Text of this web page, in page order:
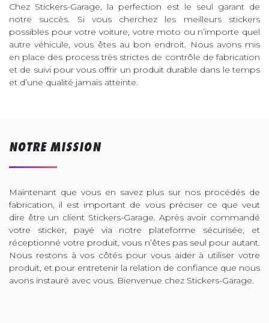
Chez Stickers-Garage, la perfection est le seul garant de
notre succès. Si vous cherchez les meilleurs stickers
possibles pour votre voiture, votre moto ou n’importe quel
autre véhicule, vous êtes au bon endroit. Nous avons mis
en place des process très strictes de contrôle de fabrication
et de suivi pour vous offrir un produit durable dans le temps
et d’une qualité jamais atteinte.
NOTRE MISSION
Maintenant que vous en savez plus sur nos procédés de
fabrication, il est important de vous préciser ce que veut
dire être un client Stickers-Garage. Après avoir commandé
votre sticker, payé via notre plateforme sécurisée, et
réceptionné votre produit, vous n’êtes pas seul pour autant.
Nous restons à vos côtés pour vous aider à utiliser votre
produit, et pour entretenir la relation de confiance que nous
avons instauré avec vous. Bienvenue chez Stickers-Garage.